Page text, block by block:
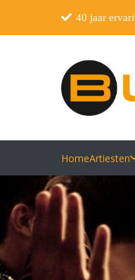
40 jaar
HomeArtiesten